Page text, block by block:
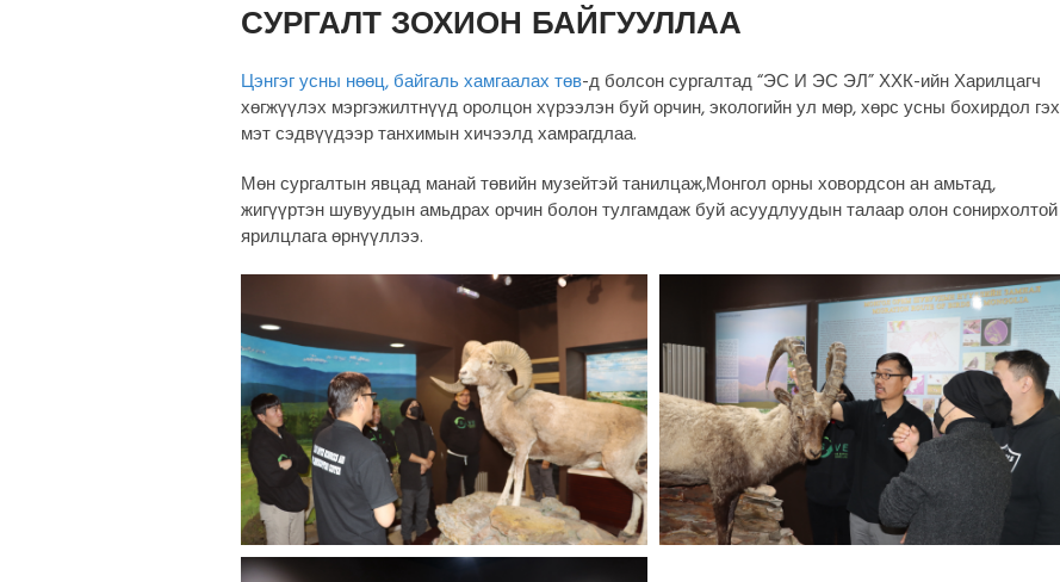
СУРГАЛТ ЗОХИОН БАЙГУУЛЛАА
Цэнгэг усны нөөц, байгаль хамгаалах төв-д болсон сургалтад “ЭС И ЭС ЭЛ” ХХК-ийн Харилцагч
хөгжүүлэх мэргэжилтнүүд оролцон хүрээлэн буй орчин, экологийн ул мөр, хөрс усны бохирдол гэх
мэт сэдвүүдээр танхимын хичээлд хамрагдлаа.
Мөн сургалтын явцад манай төвийн музейтэй танилцаж,Монгол орны ховордсон ан амьтад,
жигүүртэн шувуудын амьдрах орчин болон тулгамдаж буй асуудлуудын талаар олон сонирхолтой
ярилцлага өрнүүллээ.